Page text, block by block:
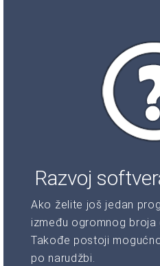
Razvoj
Ako želite još jedan
između ogromnog
Takođe postoji
po narudžbi.